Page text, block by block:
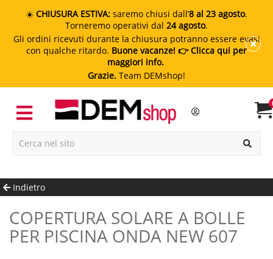
☀️ CHIUSURA ESTIVA: saremo chiusi dall’8 al 23 agosto.
Torneremo operativi dal 24 agosto.
Gli ordini ricevuti durante la chiusura potranno essere evasi
con qualche ritardo. Buone vacanze! 👉 Clicca qui per
maggiori info.
Grazie. Team DEMshop!
Indietro
COPERTURA SOLARE A BOLLE
PER PISCINA ONDA NEW 607